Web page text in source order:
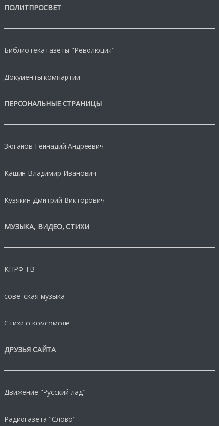
ПОЛИТПРОСВЕТ
Библиотека газеты "Революция"
Документы компартии
ПЕРСОНАЛЬНЫЕ СТРАНИЦЫ
Зюганов Геннадий Андреевич
Кашин Владимир Иванович
Кузякин Дмитрий Викторович
МУЗЫКА, ВИДЕО, СТИХИ
КПРФ ТВ
советская музыка
Стихи о комсомоле
ДРУЗЬЯ САЙТА
Движение "Русский лад"
Радиогазета "Слово"